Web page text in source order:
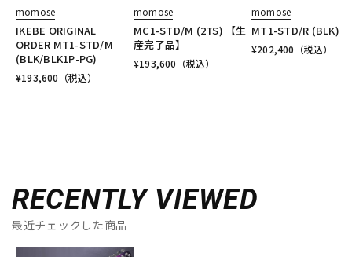
momose
IKEBE ORIGINAL
ORDER MT1-STD/M
(BLK/BLK1P-PG)
¥193,600 （税込）
momose
MC1-STD/M (2TS) 【生
産完了品】
¥193,600 （税込）
momose
MT1-STD/R (BLK)
¥202,400 （税込）
RECENTLY VIEWED
最近チェックした商品